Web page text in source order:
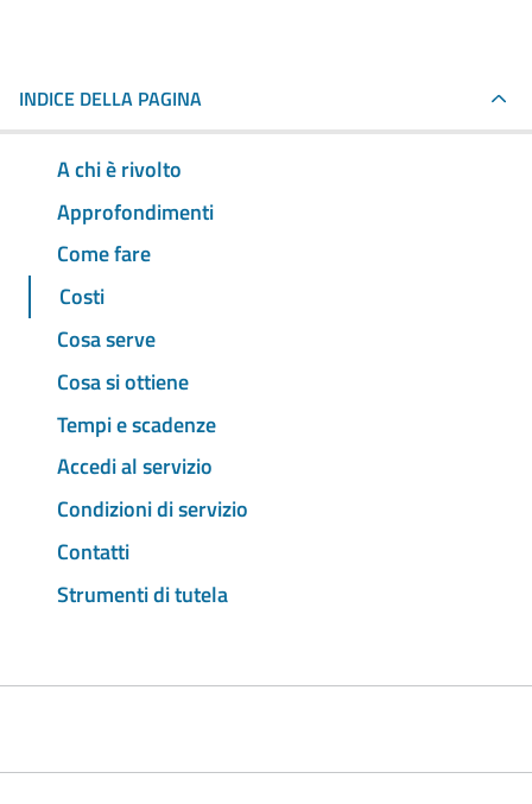
INDICE DELLA PAGINA
A chi è rivolto
Approfondimenti
Come fare
Costi
Cosa serve
Cosa si ottiene
Tempi e scadenze
Accedi al servizio
Condizioni di servizio
Contatti
Strumenti di tutela